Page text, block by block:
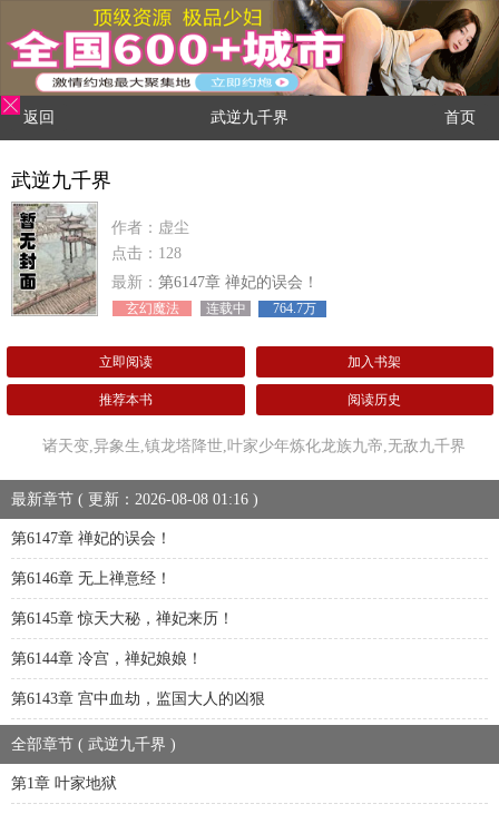
返回 武逆九千界 首页
武逆九千界
作者：虚尘
点击：128
最新： 第6147章 禅妃的误会！
玄幻魔法 连载中 764.7万
立即阅读 加入书架
推荐本书 阅读历史
诸天变,异象生,镇龙塔降世,叶家少年炼化龙族九帝,无敌九千界
最新章节 ( 更新：2026-08-08 01:16 )
第6147章 禅妃的误会！
第6146章 无上禅意经！
第6145章 惊天大秘，禅妃来历！
第6144章 冷宫，禅妃娘娘！
第6143章 宫中血劫，监国大人的凶狠
全部章节 ( 武逆九千界 )
第1章 叶家地狱